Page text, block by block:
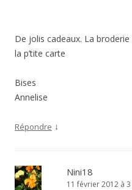
De jolis cadeaux. La
la p’tite carte
Bises
Annelise
Répondre ↓
Nini18
11 février 2012 à